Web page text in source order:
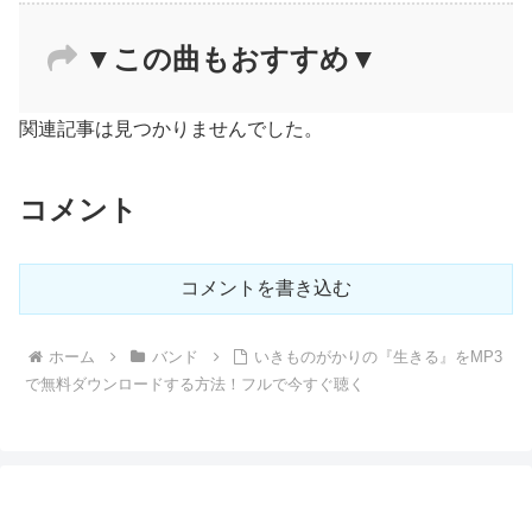
▼この曲もおすすめ▼
関連記事は見つかりませんでした。
コメント
コメントを書き込む
ホーム バンド
いきものがかりの『生きる』をMP3
で無料ダウンロードする方法！フルで今すぐ聴く